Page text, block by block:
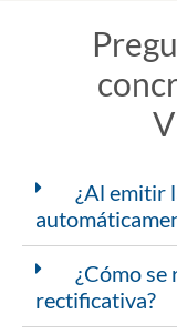
¿Al emitir
¿Cómo
rectificativa?